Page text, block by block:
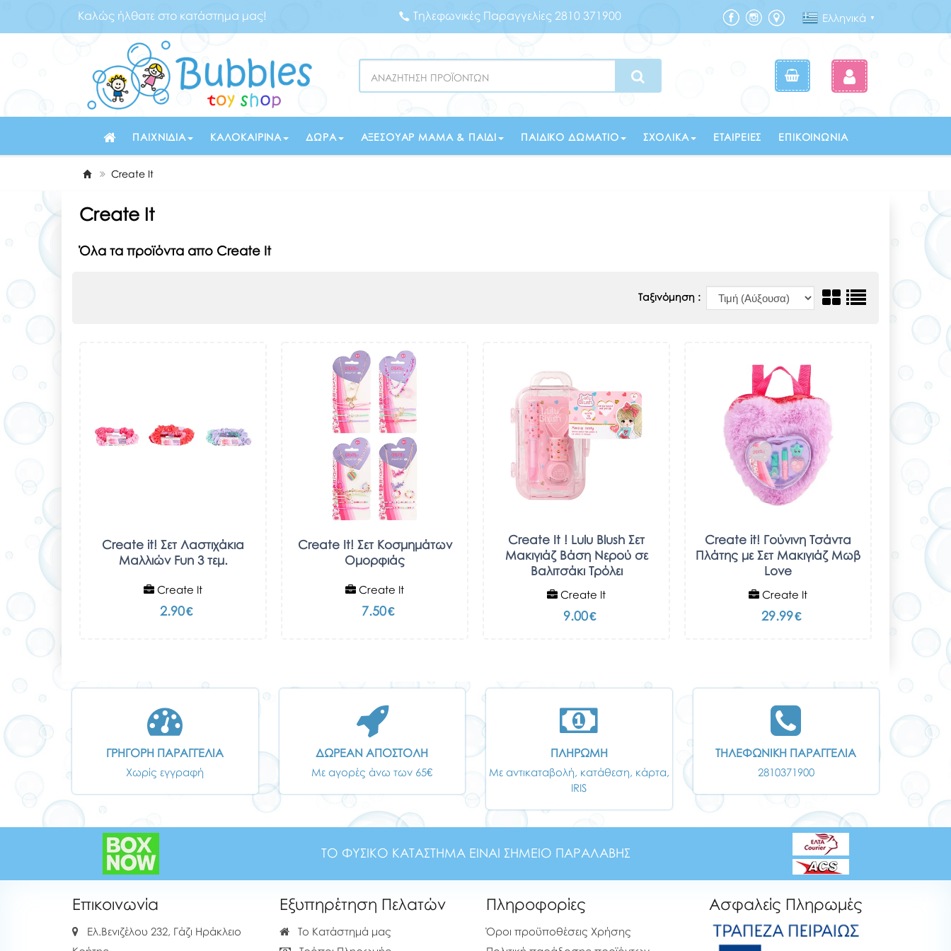
Καλώς ήλθατε στο κατάστημα μας! Τηλεφωνικές Παραγγελίες 2810 371900 Ελληνικά ▼
ΠΑΙΧΝΊΔΙΑ ΚΑΛΟΚΑΙΡΙΝΆ ΔΏΡΑ ΑΞΕΣΟΥΆΡ ΜΑΜΆ & ΠΑΙΔΊ ΠΑΙΔΙΚΌ ΔΩΜΆΤΙΟ ΣΧΟΛΙΚΆ ΕΤΑΙΡΕΊΕΣ ΕΠΙΚΟΙΝΩΝΊΑ
Create It
Create It
Όλα τα προϊόντα απο Create It
Ταξινόμηση :
Create it! Σετ Λαστιχάκια
Μαλλιών Fun 3 τεμ.
Create It
2.90€
Create It! Σετ Κοσμημάτων
Ομορφιάς
Create It
7.50€
Create It ! Lulu Blush Σετ
Μακιγιάζ Βάση Νερού σε
Βαλιτσάκι Τρόλει
Create It
9.00€
Create it! Γούνινη Τσάντα
Πλάτης με Σετ Μακιγιάζ Μωβ
Love
Create It
29.99€
ΓΡΗΓΟΡΗ ΠΑΡΑΓΓΕΛΙΑ
Χωρίς εγγραφή
ΔΩΡΕΑΝ ΑΠΟΣΤΟΛΗ
Με αγορές άνω των 65€
ΠΛΗΡΩΜΗ
Με αντικαταβολή, κατάθεση, κάρτα,
IRIS
ΤΗΛΕΦΩΝΙΚΗ ΠΑΡΑΓΓΕΛΙΑ
2810371900
ΤΟ ΦΥΣΙΚΟ ΚΑΤΑΣΤΗΜΑ ΕΙΝΑΙ ΣΗΜΕΙΟ ΠΑΡΑΛΑΒΗΣ
Επικοινωνία
Ελ.Βενιζέλου 232, Γάζι Ηράκλειο
Εξυπηρέτηση Πελατών
Το Κατάστημά μας
Πληροφορίες
Όροι προϋποθέσεις Χρήσης
Ασφαλείς Πληρωμές